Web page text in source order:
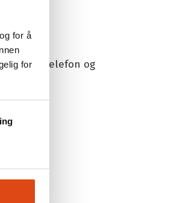
for å
for
telefon og